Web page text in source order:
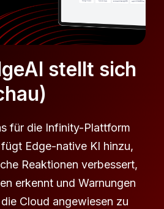
stellt sich
für die Infinity-Plattform
Edge-native KI hinzu,
Reaktionen verbessert,
erkennt und Warnungen
Cloud angewiesen zu